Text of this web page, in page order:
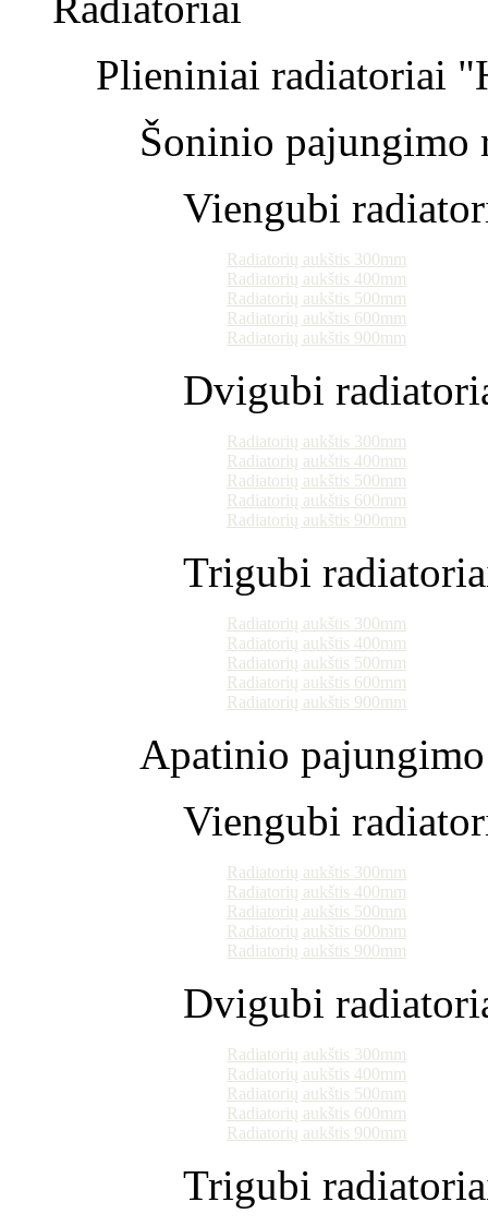
Plieniniai radiatoriai
Šoninio pajungimo
Viengubi
Radiatorių aukštis 300mm
Radiatorių aukštis 400mm
Radiatorių aukštis 500mm
Radiatorių aukštis 600mm
Radiatorių aukštis 900mm
Dvigubi
Radiatorių aukštis 300mm
Radiatorių aukštis 400mm
Radiatorių aukštis 500mm
Radiatorių aukštis 600mm
Radiatorių aukštis 900mm
Trigubi
Radiatorių aukštis 300mm
Radiatorių aukštis 400mm
Radiatorių aukštis 500mm
Radiatorių aukštis 600mm
Radiatorių aukštis 900mm
Apatinio
Viengubi
Radiatorių aukštis 300mm
Radiatorių aukštis 400mm
Radiatorių aukštis 500mm
Radiatorių aukštis 600mm
Radiatorių aukštis 900mm
Dvigubi
Radiatorių aukštis 300mm
Radiatorių aukštis 400mm
Radiatorių aukštis 500mm
Radiatorių aukštis 600mm
Radiatorių aukštis 900mm
Trigubi